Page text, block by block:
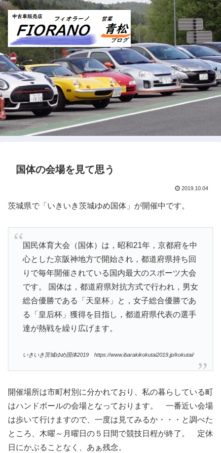
国体の会場を見て思う
2019.10.04
茨城県で「いきいき茨城ゆめ国体」が開催中です。
国民体育大会（国体）は，昭和21年，京都府を中
心とした京阪神地方で開始され，都道府県持ち回
りで毎年開催されている国内最大のスポーツ大会
です。 国体は，都道府県対抗方式で行われ，男女
総合優勝である「天皇杯」と，女子総合優勝であ
る「皇后杯」獲得を目指し，都道府県代表の選手
達が熱戦を繰り広げます。
いきいき茨城ゆめ国体2019 https://www.ibarakikokutai2019.jp/kokutai/
開催場所は市町村別に分かれており、私の暮らしている町
はハンドボールの会場となっております。 一番近い会場
は歩いて行けますので、一度は見てみるか・・・と調べた
ところ、木曜～月曜日の５日間で競技日程が終了。 定休
日にかぶることなく、あぁ残念。